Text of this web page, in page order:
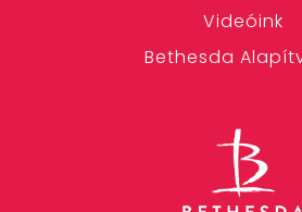
Videóink
Bethesda